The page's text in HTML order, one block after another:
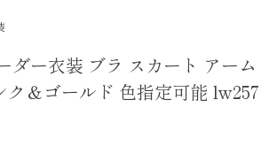
ダー衣装 ブラ スカート アーム
ク＆ゴールド 色指定可能 lw257